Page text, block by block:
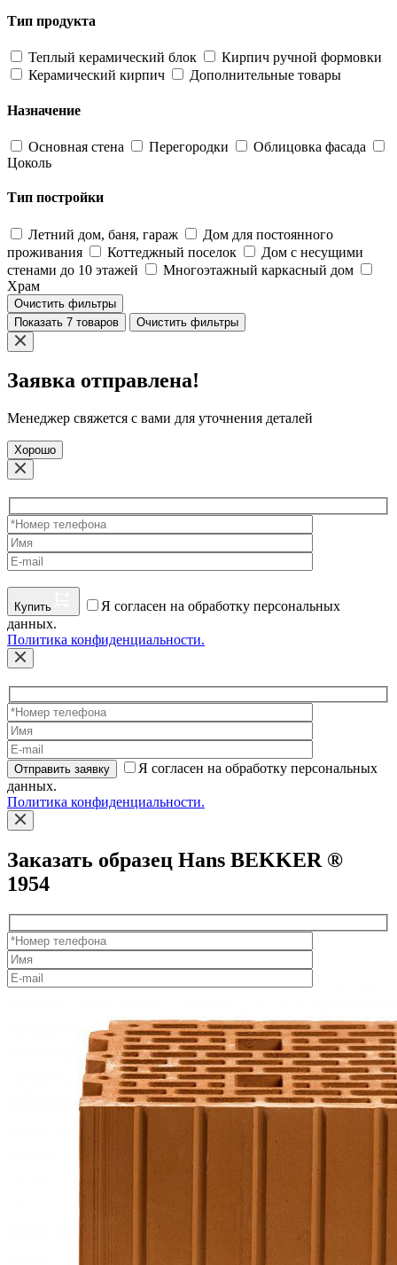
Тип продукта
Теплый керамический блок
Кирпич ручной формовки
Керамический кирпич
Дополнительные товары
Назначение
Основная стена Перегородки
Облицовка фасада
Цоколь
Тип постройки
Летний дом, баня, гараж
Дом для постоянного
проживания
Коттеджный поселок
Дом с несущими
стенами до 10 этажей
Многоэтажный каркасный дом
Храм
Очистить фильтры
Показать 7 товаров
Очистить фильтры
Заявка отправлена!
Менеджер свяжется с вами для уточнения деталей
Хорошо
Купить
Я согласен на обработку персональных
данных.
Политика конфиденциальности.
Отправить заявку
Я согласен на обработку персональных
данных.
Политика конфиденциальности.
Заказать образец Hans BEKKER ®
1954